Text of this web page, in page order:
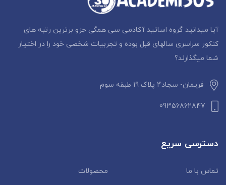
آیا میدانید گروه اساتید آکادمی سی همگی جزو برترین رتبه های
کنکور سراسری سالهای قبل بوده و تجربیات شخصی خود را در اختیار
شما میگذارند؟
فریمان- سجاد4 پلاک 19 طبقه سوم
09356862847
دسترسی سریع
تماس با ما
محصولات